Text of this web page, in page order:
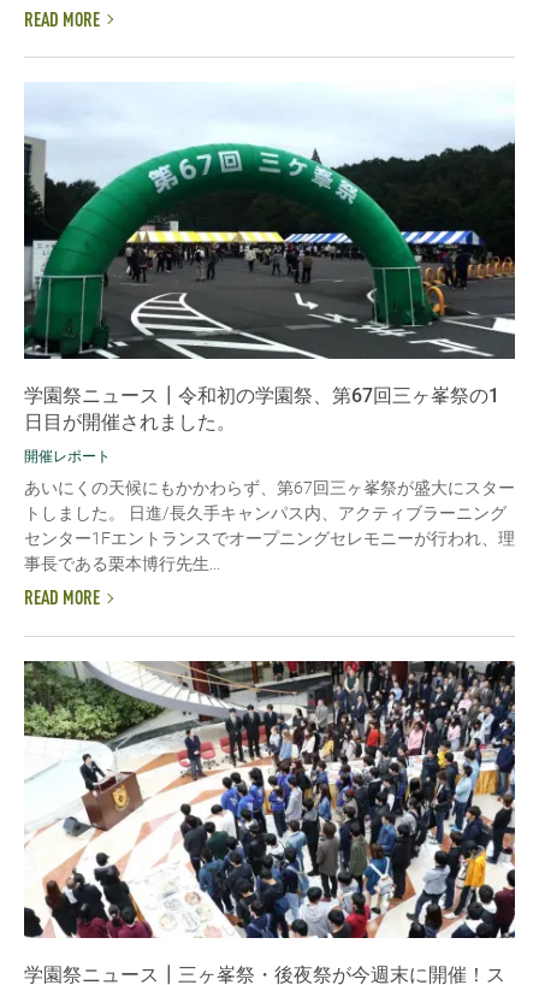
READ MORE
学園祭ニュース┃令和初の学園祭、第67回三ヶ峯祭の1
日目が開催されました。
開催レポート
あいにくの天候にもかかわらず、第67回三ヶ峯祭が盛大にスター
トしました。 日進/長久手キャンパス内、アクティブラーニング
センター1Fエントランスでオープニングセレモニーが行われ、理
事長である栗本博行先生...
READ MORE
学園祭ニュース┃三ヶ峯祭・後夜祭が今週末に開催！ス